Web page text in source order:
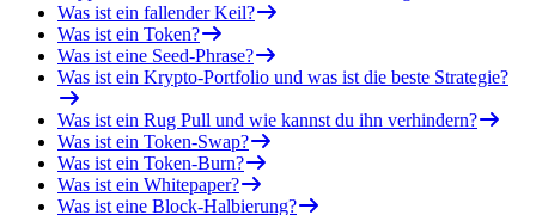
Was ist ein fallender Keil?
Was ist ein Token?
Was ist eine Seed-Phrase?
Was ist ein Krypto-Portfolio und was ist die beste Strategie?
Was ist ein Rug Pull und wie kannst du ihn verhindern?
Was ist ein Token-Swap?
Was ist ein Token-Burn?
Was ist ein Whitepaper?
Was ist eine Block-Halbierung?